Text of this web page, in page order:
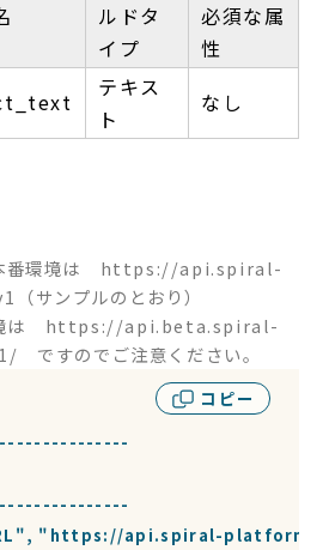
ルドタ
イプ
必須な属
性
テキス
ト
なし
番環境は https://api.spiral-
サンプルのとおり）
境は https://api.beta.spiral-
すのでご注意ください。
コピー
"https://api.spiral-